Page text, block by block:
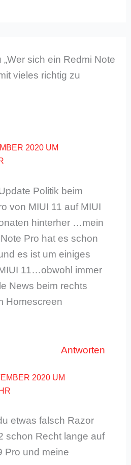
sich ein Redmi Note
vieles richtig zu
2020 UM
Politik beim
von MIUI 11 auf MIUI
hinterher …mein
Pro hat es schon
es ist um einiges
11…obwohl immer
News beim rechts
Homescreen
Antworten
2020 UM
etwas falsch Razor
schon Recht lange auf
Pro und meine